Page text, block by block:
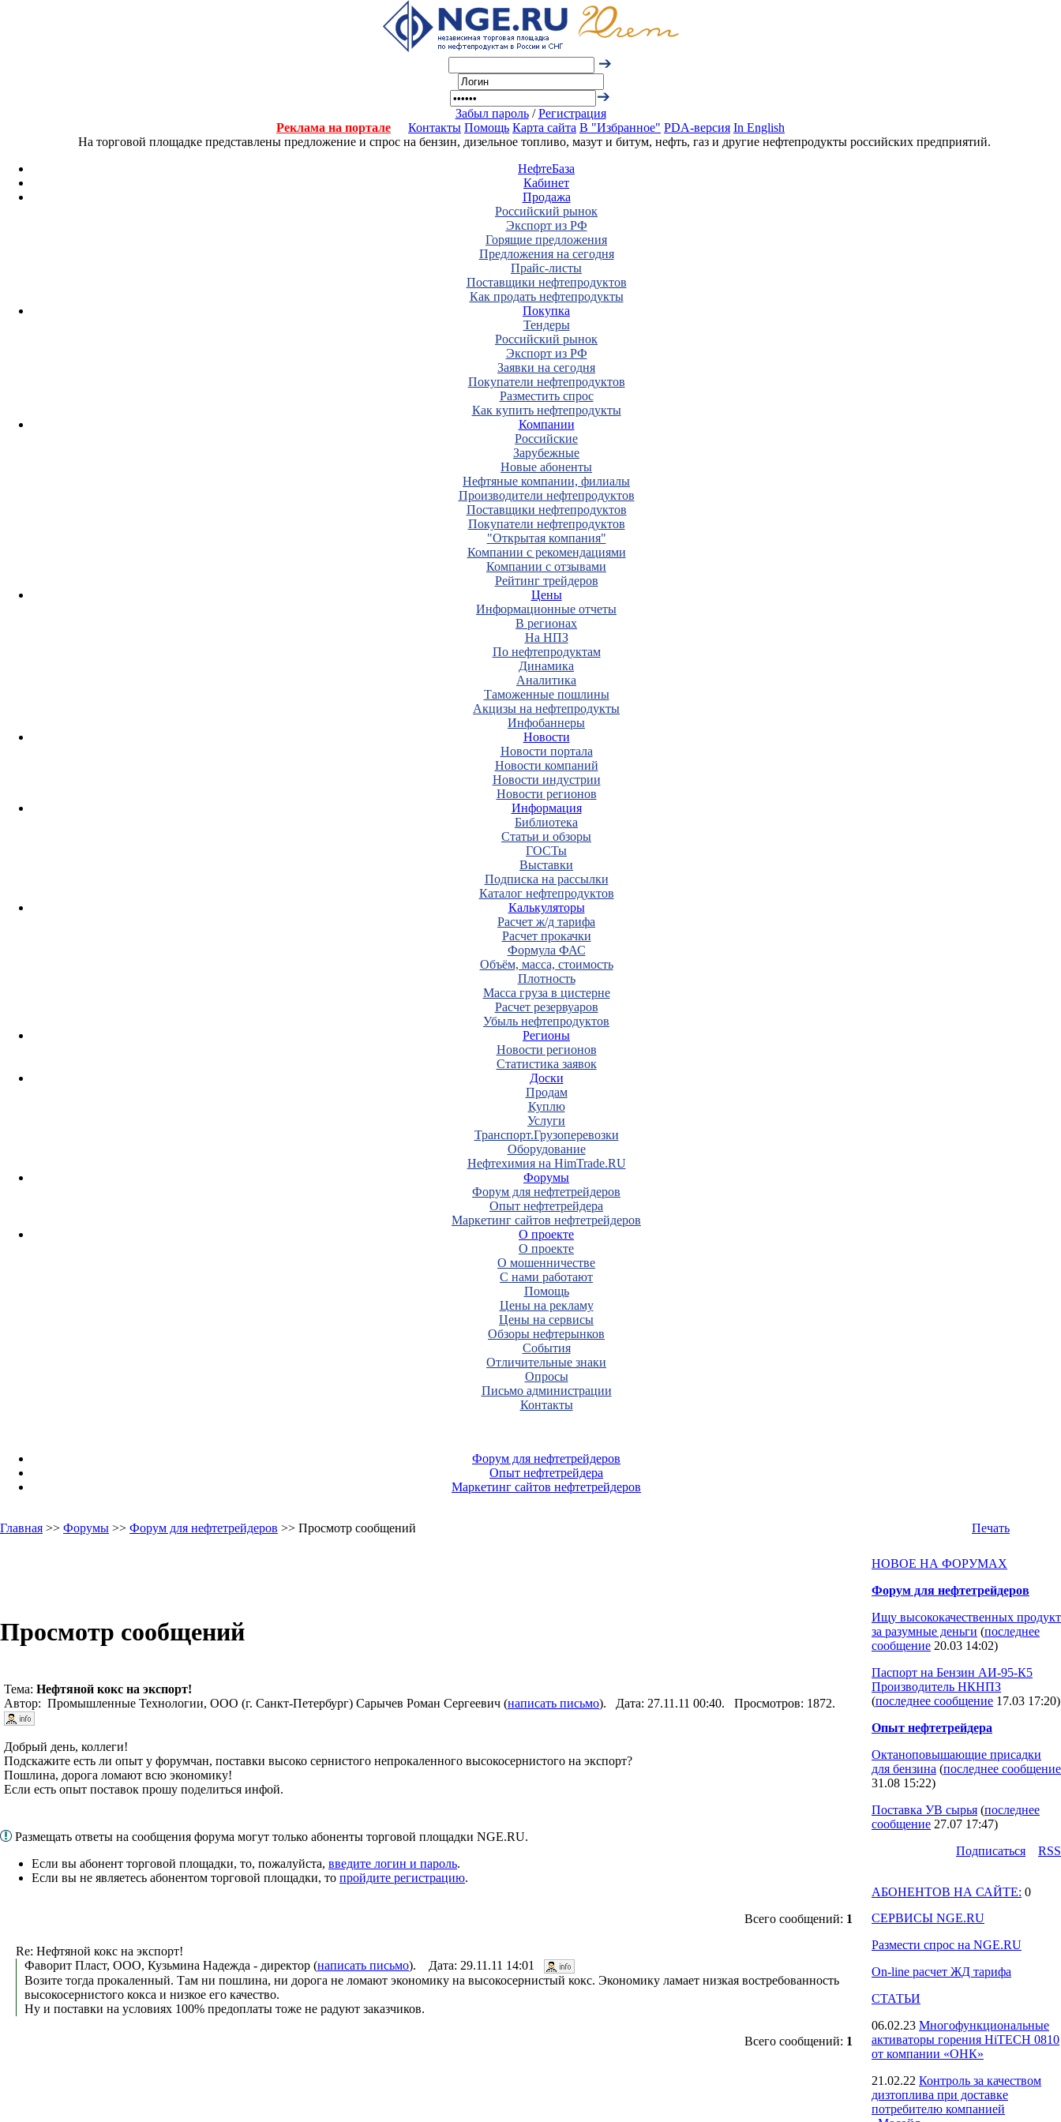
Забыл пароль/Регистрация
Реклама на портале
Контакты Помощь Карта сайта В "Избранное" PDA-версия In English
На торговой площадке представлены предложение и спрос на бензин, дизельное топливо, мазут и битум, нефть, газ и другие нефтепродукты российских предприятий.
НефтеБаза
Кабинет
Продажа
Российский рынок
Экспорт из РФ
Горящие предложения
Предложения на сегодня
Прайс-листы
Поставщики нефтепродуктов
Как продать нефтепродукты
Покупка
Тендеры
Российский рынок
Экспорт из РФ
Заявки на сегодня
Покупатели нефтепродуктов
Разместить спрос
Как купить нефтепродукты
Компании
Российские
Зарубежные
Новые абоненты
Нефтяные компании, филиалы
Производители нефтепродуктов
Поставщики нефтепродуктов
Покупатели нефтепродуктов
"Открытая компания"
Компании с рекомендациями
Компании с отзывами
Рейтинг трейдеров
Цены
Информационные отчеты
В регионах
На НПЗ
По нефтепродуктам
Динамика
Аналитика
Таможенные пошлины
Акцизы на нефтепродукты
Инфобаннеры
Новости
Новости портала
Новости компаний
Новости индустрии
Новости регионов
Информация
Библиотека
Статьи и обзоры
ГОСТы
Выставки
Подписка на рассылки
Каталог нефтепродуктов
Калькуляторы
Расчет ж/д тарифа
Расчет прокачки
Формула ФАС
Объём, масса, стоимость
Плотность
Масса груза в цистерне
Расчет резервуаров
Убыль нефтепродуктов
Регионы
Новости регионов
Статистика заявок
Доски
Продам
Куплю
Услуги
Транспорт.Грузоперевозки
Оборудование
Нефтехимия на HimTrade.RU
Форумы
Форум для нефтетрейдеров
Опыт нефтетрейдера
Маркетинг сайтов нефтетрейдеров
О проекте
О проекте
О мошенничестве
С нами работают
Помощь
Цены на рекламу
Цены на сервисы
Обзоры нефтерынков
События
Отличительные знаки
Опросы
Письмо администрации
Контакты
Форум для нефтетрейдеров
Опыт нефтетрейдера
Маркетинг сайтов нефтетрейдеров
Главная >> Форумы >> Форум для нефтетрейдеров >> Просмотр сообщений Печать
Просмотр сообщений
Тема: Нефтяной кокс на экспорт!
Автор: Промышленные Технологии, ООО (г. Санкт-Петербург) Сарычев Роман Сергеевич (написать письмо). Дата: 27.11.11 00:40. Просмотров: 1872.
Добрый день, коллеги!
Подскажите есть ли опыт у форумчан, поставки высоко сернистого непрокаленного высокосернистого на экспорт?
Пошлина, дорога ломают всю экономику!
Если есть опыт поставок прошу поделиться инфой.
Размещать ответы на сообщения форума могут только абоненты торговой площадки NGE.RU.
Если вы абонент торговой площадки, то, пожалуйста, введите логин и пароль.
Если вы не являетесь абонентом торговой площадки, то пройдите регистрацию.
Всего сообщений: 1
Re: Нефтяной кокс на экспорт!
Фаворит Пласт, ООО, Кузьмина Надежда - директор (написать письмо). Дата: 29.11.11 14:01
Возите тогда прокаленный. Там ни пошлина, ни дорога не ломают экономику на высокосернистый кокс. Экономику ламает низкая востребованность
высокосернистого кокса и низкое его качество.
Ну и поставки на условиях 100% предоплаты тоже не радуют заказчиков.
Всего сообщений: 1
НОВОЕ НА ФОРУМАХ
Форум для нефтетрейдеров
Ищу высококачественных продукт
за разумные деньги (последнее
сообщение 20.03 14:02)
Паспорт на Бензин АИ-95-К5
Производитель НКНПЗ
(последнее сообщение 17.03 17:20)
Опыт нефтетрейдера
Октаноповышающие присадки
для бензина (последнее сообщение
31.08 15:22)
Поставка УВ сырья (последнее
сообщение 27.07 17:47)
Подпиcаться
RSS
АБОНЕНТОВ НА САЙТЕ: 0
СЕРВИСЫ NGE.RU
Размести спрос на NGE.RU
On-line расчет ЖД тарифа
СТАТЬИ
06.02.23 Многофункциональные
активаторы горения HiTECH 0810
от компании «ОНК»
21.02.22 Контроль за качеством
дизтоплива при доставке
потребителю компанией